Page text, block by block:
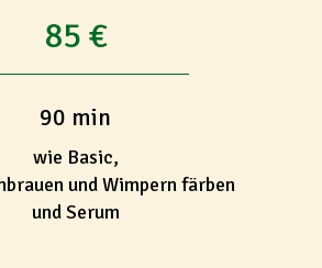
85 €
90 min
wie Basic,
und Wimpern färben
und Serum